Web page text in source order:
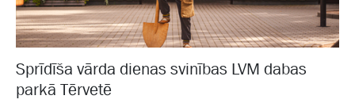
Sprīdīša vārda dienas svinības LVM dabas
parkā Tērvetē